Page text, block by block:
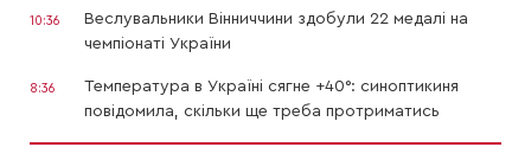
10:36
Веслувальники Вінниччини здобули 22 медалі на
чемпіонаті України
8:36
Температура в Україні сягне +40°: синоптикиня
повідомила, скільки ще треба протриматись